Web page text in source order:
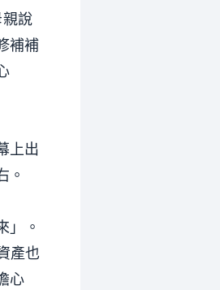
說
補補
上出
。
」。
產也
心